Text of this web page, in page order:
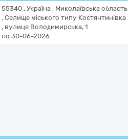
55340 , Україна , Миколаївська область
, Селище міського типу Костянтинівка
, вулиця Володимирська, 1
по 30-06-2026